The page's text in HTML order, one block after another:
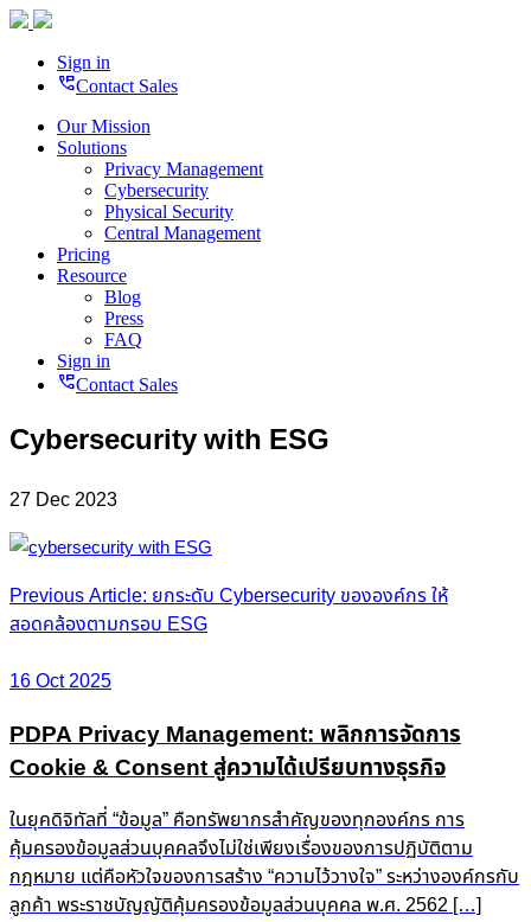
Sign in
perm_phone_msgContact Sales
Our Mission
Solutions
Privacy Management
Cybersecurity
Physical Security
Central Management
Pricing
Resource
Blog
Press
FAQ
Sign in
perm_phone_msgContact Sales
Cybersecurity with ESG
27 Dec 2023
Post
navigation
Previous Article: ยกระดับ Cybersecurity ขององค์กร ให้
สอดคล้องตามกรอบ ESG
16 Oct 2025
PDPA Privacy Management: พลิกการจัดการ
Cookie & Consent สู่ความได้เปรียบทางธุรกิจ
ในยุคดิจิทัลที่ “ข้อมูล” คือทรัพยากรสำคัญของทุกองค์กร การ
คุ้มครองข้อมูลส่วนบุคคลจึงไม่ใช่เพียงเรื่องของการปฏิบัติตาม
กฎหมาย แต่คือหัวใจของการสร้าง “ความไว้วางใจ” ระหว่างองค์กรกับ
ลูกค้า พระราชบัญญัติคุ้มครองข้อมูลส่วนบุคคล พ.ศ. 2562 […]